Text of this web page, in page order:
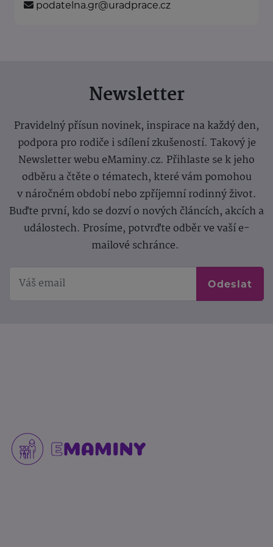
podatelna.gr@uradprace.cz
Newsletter
Pravidelný přísun novinek, inspirace na každý den,
podpora pro rodiče i sdílení zkušeností. Takový je
Newsletter webu eMaminy.cz. Přihlaste se k jeho
odběru a čtěte o tématech, které vám pomohou
v náročném období nebo zpříjemní rodinný život.
Buďte první, kdo se dozví o nových článcích, akcích a
událostech. Prosíme, potvrďte odběr ve vaší e-
mailové schránce.
Odeslat